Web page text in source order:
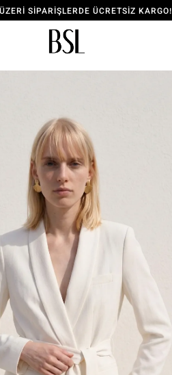
SİPARİŞLERDE ÜCRETSİZ KARGO!
OL, 150 TL İNDİRİM KODU KAZAN!